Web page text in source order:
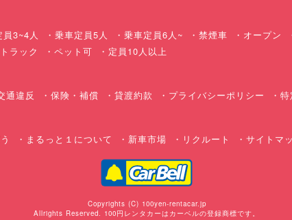
3~4人 乗車定員5人 乗車定員6人~ 禁煙車 オープン
ラック ペット可 定員10人以上
通違反 保険・補償 貸渡約款 プライバシーポリシー
まるっと１について 新車市場 リクルート サイトマ
Copyrights (C) 100yen-rentacar.jp
Allrights Reserved. 100円レンタカーはカーベルの登録商標です。